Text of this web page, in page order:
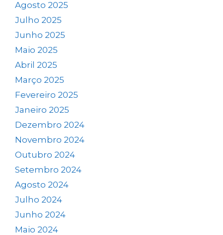
Agosto 2025
Julho 2025
Junho 2025
Maio 2025
Abril 2025
Março 2025
Fevereiro 2025
Janeiro 2025
Dezembro 2024
Novembro 2024
Outubro 2024
Setembro 2024
Agosto 2024
Julho 2024
Junho 2024
Maio 2024